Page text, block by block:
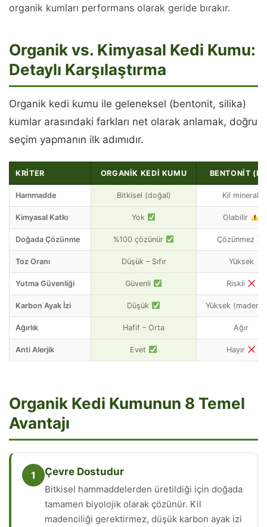
organik kumları performans olarak geride bırakır.
Organik vs. Kimyasal Kedi Kumu:
Detaylı Karşılaştırma
Organik kedi kumu ile geleneksel (bentonit, silika)
kumlar arasındaki farkları net olarak anlamak, doğru
seçim yapmanın ilk adımıdır.
KRITER ORGANIK KEDI KUMU BENTONIT
Hammadde Bitkisel (doğal) Kil minerali
Kimyasal Katkı Yok Olabilir
Doğada Çözünme %100 çözünür Çözünmez
Toz Oranı Düşük – Sıfır Yüksek
Yutma Güvenliği Güvenli Riskli
Karbon Ayak İzi Düşük Yüksek
Ağırlık Hafif – Orta Ağır
Anti Alerjik Evet Hayır
Organik Kedi Kumunun 8 Temel
Avantajı
1 Çevre Dostudur
Bitkisel hammaddelerden üretildiği için doğada
tamamen biyolojik olarak çözünür. Kil
madenciliği gerektirmez, düşük karbon ayak izi